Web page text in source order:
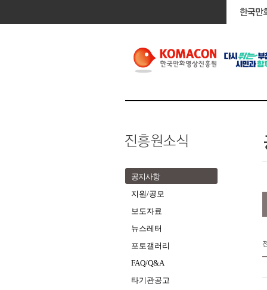
공지사항
지원/공모
보도자료
뉴스레터
포토갤러리
FAQ/Q&A
타기관공고